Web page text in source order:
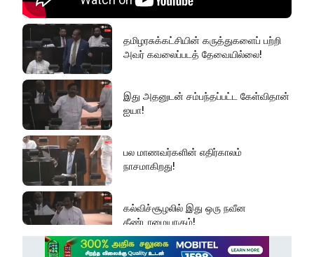
தமிழரசுக்கட்சியின் கருத்துகளைப் பற்றி
அவர் கவலைப்படத் தேவையில்லை!
இது அதனுடன் சம்பந்தப்பட்ட கேள்விதான்
ஐயா!
பல மாணவர்களின் எதிர்காலம்
நாசமாகிறது!
கல்விச்சூழலில் இது ஒரு நவீன
தீண்டாமையாகும்!